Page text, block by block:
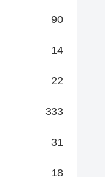
90
14
22
333
31
18